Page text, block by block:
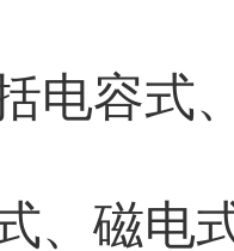
电容式
、磁电